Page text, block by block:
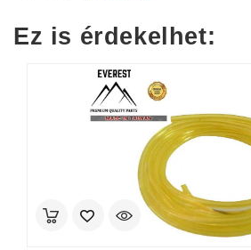
64
59
Ez is érdekelhet: